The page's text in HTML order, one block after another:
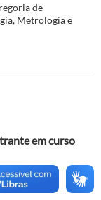
de
Metrologia e
em curso
ecologia, e